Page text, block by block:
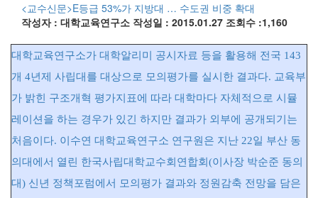
<교수신문>E등급 53%가 지방대 … 수도권 비중 확대
작성자 : 대학교육연구소 작성일 : 2015.01.27 조회수 :1,160
대학교육연구소가 대학알리미 공시자료 등을 활용해 전국 143
개 4년제 사립대를 대상으로 모의평가를 실시한 결과다. 교육부
가 밝힌 구조개혁 평가지표에 따라 대학마다 자체적으로 시뮬
레이션을 하는 경우가 있긴 하지만 결과가 외부에 공개되기는
처음이다. 이수연 대학교육연구소 연구원은 지난 22일 부산 동
의대에서 열린 한국사립대학교수회연합회(이사장 박순준 동의
대) 신년 정책포럼에서 모의평가 결과와 정원감축 전망을 담은